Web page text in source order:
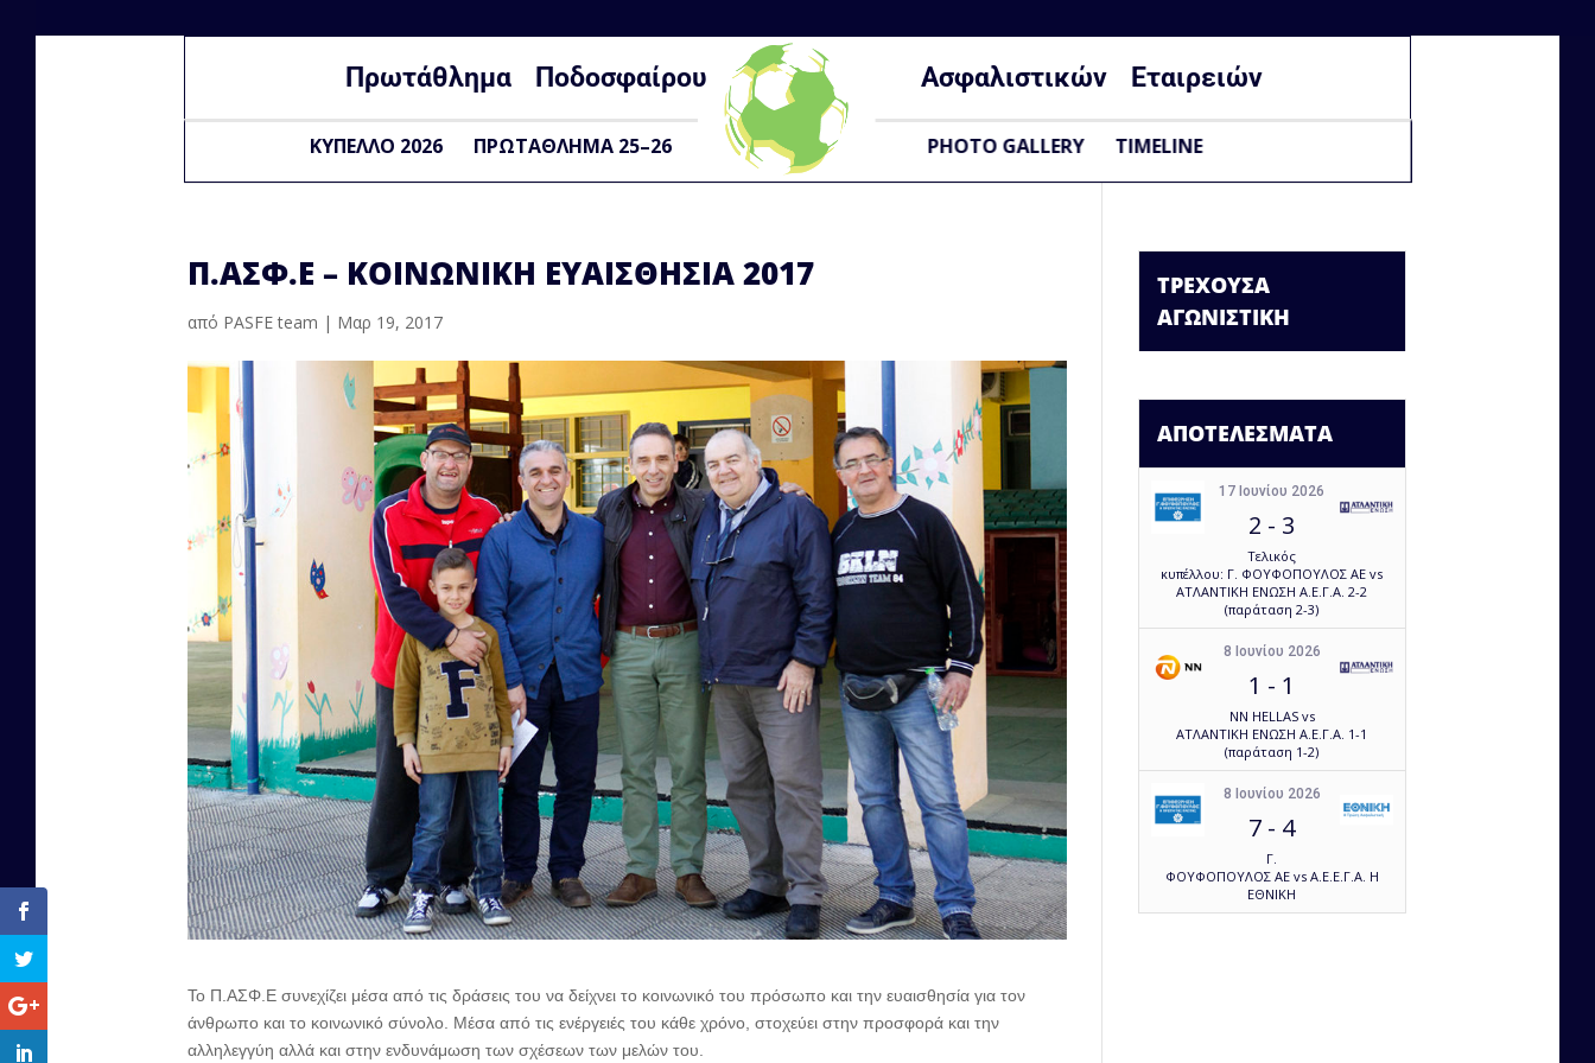
Πρωτάθλημα Ποδοσφαίρου Ασφαλιστικών Εταιρειών
ΚΥΠΕΛΛΟ 2026 ΠΡΩΤΑΘΛΗΜΑ 25–26 PHOTO GALLERY TIMELINE
Π.ΑΣΦ.Ε – ΚΟΙΝΩΝΙΚΗ ΕΥΑΙΣΘΗΣΙΑ 2017
από PASFE team | Μαρ 19, 2017
Το Π.ΑΣΦ.Ε συνεχίζει μέσα από τις δράσεις του να δείχνει το κοινωνικό του πρόσωπο και την ευαισθησία για τον
άνθρωπο και το κοινωνικό σύνολο. Μέσα από τις ενέργειές του κάθε χρόνο, στοχεύει στην προσφορά και την
αλληλεγγύη αλλά και στην ενδυνάμωση των σχέσεων των μελών του.
ΤΡΕΧΟΥΣΑ
ΑΓΩΝΙΣΤΙΚΗ
ΑΠΟΤΕΛΕΣΜΑΤΑ
17 Ιουνίου 2026
2 - 3
Τελικός
κυπέλλου: Γ. ΦΟΥΦΟΠΟΥΛΟΣ ΑΕ vs
ΑΤΛΑΝΤΙΚΗ ΕΝΩΣΗ Α.Ε.Γ.Α. 2-2
(παράταση 2-3)
8 Ιουνίου 2026
1 - 1
NN HELLAS vs
ΑΤΛΑΝΤΙΚΗ ΕΝΩΣΗ Α.Ε.Γ.Α. 1-1
(παράταση 1-2)
8 Ιουνίου 2026
7 - 4
Γ.
ΦΟΥΦΟΠΟΥΛΟΣ ΑΕ vs Α.Ε.Ε.Γ.Α. Η
ΕΘΝΙΚΗ